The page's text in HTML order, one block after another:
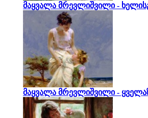
მაყვალა მრევლიშვილი -
მაყვალა მრევლიშვილი -